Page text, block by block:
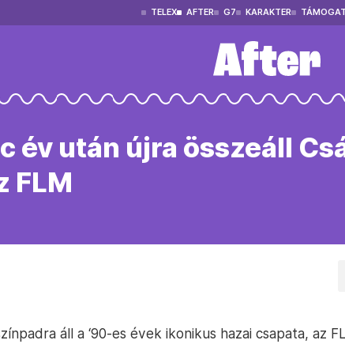
TELEX AFTER G7 KARAKTER
év után újra összeáll
FLM
áll a ‘90-es évek ikonikus hazai csapata, az